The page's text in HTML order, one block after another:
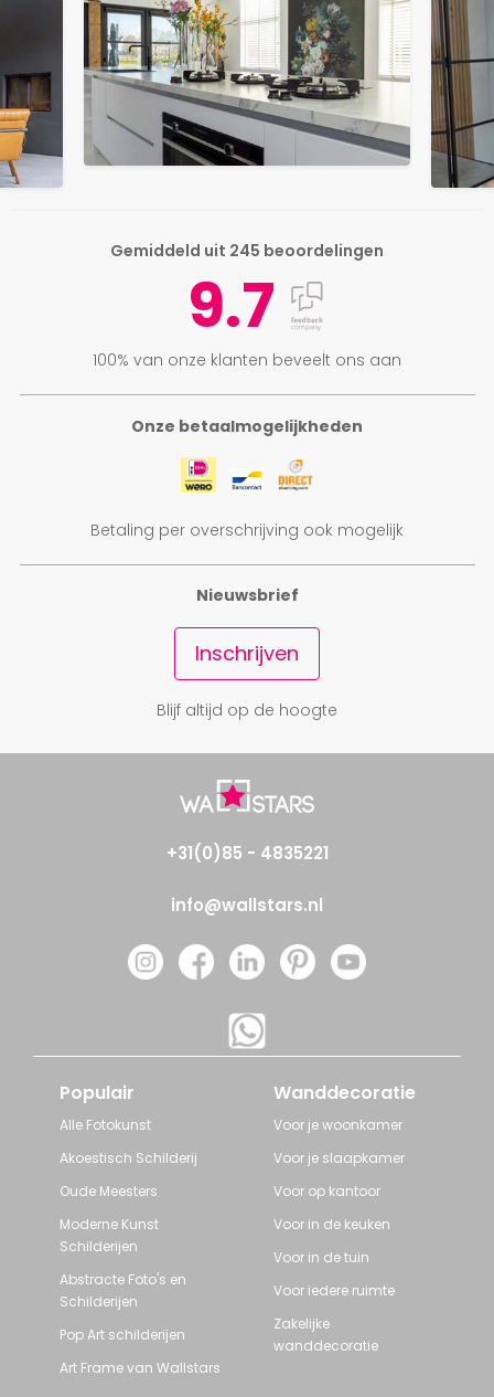
Onze betaalmogelijkheden
Betaling per overschrijving ook mogelijk
Gemiddeld uit 245 beoordelingen
9.7
100% van onze klanten beveelt ons aan
Nieuwsbrief
Inschrijven
Blijf altijd op de hoogte
+31(0)85 - 4835221
info@wallstars.nl
Populair
Alle Fotokunst
Akoestisch Schilderij
Oude Meesters
Moderne Kunst
Schilderijen
Abstracte Foto's en
Schilderijen
Pop Art schilderijen
Art Frame van Wallstars
Wanddecoratie
Voor je woonkamer
Voor je slaapkamer
Voor op kantoor
Voor in de keuken
Voor in de tuin
Voor iedere ruimte
Zakelijke
wanddecoratie